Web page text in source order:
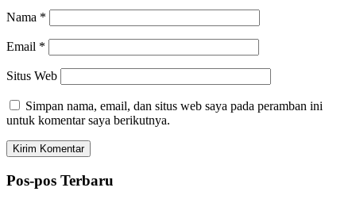
Nama *
Email *
Situs Web
Simpan nama, email, dan situs web saya pada peramban ini
untuk komentar saya berikutnya.
Pos-pos Terbaru